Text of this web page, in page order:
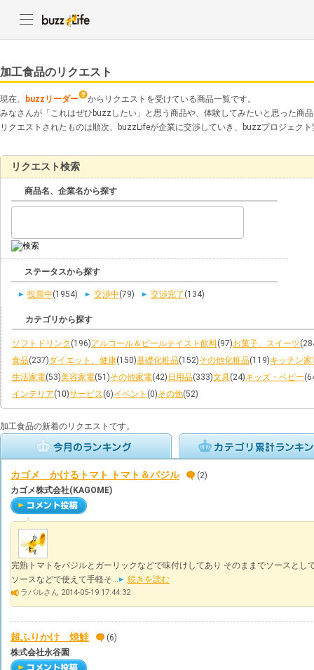
加工食品のリクエスト
現在、 buzzリーダー
からリクエストを受けている商品一覧です。
みなさんが「これはぜひbuzzしたい」と思う商品や、体験してみたいと思った商
リクエストされたものは順次、buzzLifeが企業に交渉していき、buzzプロジェク
リクエスト検索
商品名、企業名から探す
ステータスから探す
投票中(1954) 交渉中(79) 交渉完了 (134)
カテゴリから探す
ソフトドリンク (196)アルコール＆ビールテイスト飲料(97)お菓子、スイーツ
食品(237)ダイエット、健康(150)基礎化粧品(152)その他化粧品(119)キッチン家
生活家電(53)美容家電(51)その他家電(42) 日用品(333)文具(24)キッズ・ベビー
インテリア(10)サービス(6)イベント (0)その他(52)
加工食品の新着のリクエストです。
カゴメ かけるトマト トマト＆バジル
(2)
カゴメ株式会社(KAGOME)
完熟トマトをバジルとガーリックなどで味付けしてあり そのままでソースとし
ソースなどで使えて手軽そ...
続きを読む
ラバルさん 2014-05-19 17:44:32
超ふりかけ 焼鮭
(6)
株式会社永谷園